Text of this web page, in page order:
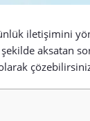
iletişimini
şekilde